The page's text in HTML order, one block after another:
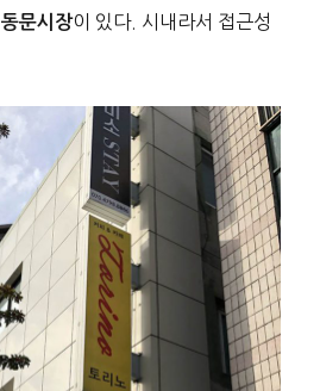
동문시장이 있다. 시내라서 접근성